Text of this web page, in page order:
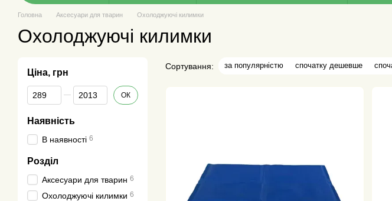
Головна Аксесуари для тварин Охолоджуючі килимки
Охолоджуючі килимки
Сортування: за популярністю спочатку дешевше
Ціна, грн
Від Ціна, грн
До Ціна, грн ОК
Наявність
В наявності 6
Розділ
Аксесуари для тварин 6
Охолоджуючі килимки 6